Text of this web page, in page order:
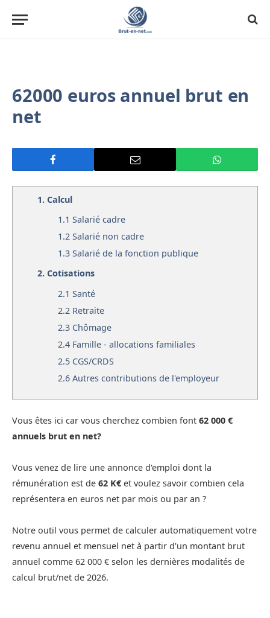
62000 euros annuel brut en
net
1. Calcul
1.1 Salarié cadre
1.2 Salarié non cadre
1.3 Salarié de la fonction publique
2. Cotisations
2.1 Santé
2.2 Retraite
2.3 Chômage
2.4 Famille - allocations familiales
2.5 CGS/CRDS
2.6 Autres contributions de l'employeur
Vous êtes ici car vous cherchez combien font 62 000 €
annuels brut en net?
Vous venez de lire une annonce d'emploi dont la
rémunération est de 62 K€ et voulez savoir combien cela
représentera en euros net par mois ou par an ?
Notre outil vous permet de calculer automatiquement votre
revenu annuel et mensuel net à partir d'un montant brut
annuel comme 62 000 € selon les dernières modalités de
calcul brut/net de 2026.